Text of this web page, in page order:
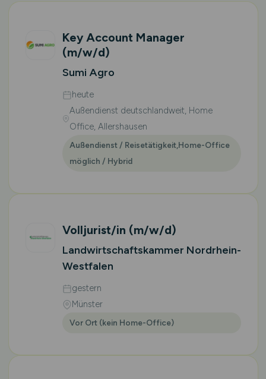
Key Account Manager
(m/w/d)
Sumi Agro
heute
Außendienst deutschlandweit, Home
Office, Allershausen
Außendienst / Reisetätigkeit,Home-Office
möglich / Hybrid
Volljurist/in (m/w/d)
Landwirtschaftskammer Nordrhein-
Westfalen
gestern
Münster
Vor Ort (kein Home-Office)